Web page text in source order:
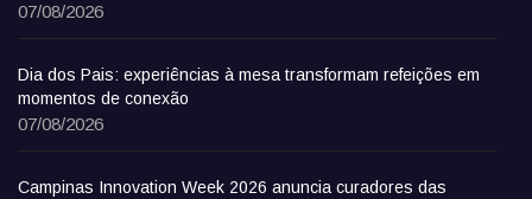
07/08/2026
Dia dos Pais: experiências à mesa transformam refeições em
momentos de conexão
07/08/2026
Campinas Innovation Week 2026 anuncia curadores das